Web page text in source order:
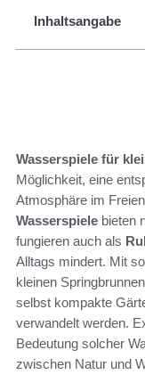
Inhaltsangabe
Wasserspiele für
Möglichkeit, eine
Atmosphäre im
Wasserspiele bieten
fungieren auch als
Alltags mindert. Mit
kleinen
selbst kompakte
verwandelt werden.
Bedeutung solcher
zwischen Natur und